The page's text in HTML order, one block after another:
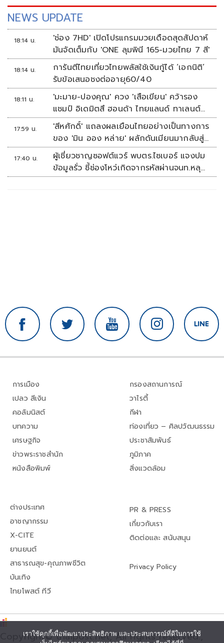
NEWS UPDATE
18:14 น.
'ช่อง 7HD' เปิดโปรแกรมมวยเดือดสุดสัปดาห์
มันจัดเต็มกับ 'ONE ลุมพินี 165-มวยไทย 7 สี'
18:14 น.
การันตีไทยเที่ยวไทยพลัสใช้เงินกู้ได้ ‘เอกนิติ’
รับข้อเสนอชงต่ออายุ60/40
18:11 น.
'มะมาย-ปองคุณ' ควง 'เสือเขียน' คว้ารอง
แชมป์ อิเดมิตสึ ฮอนด้า ไทยแลนด์ ทาเลนต์
คัพ สนาม 3
17:59 น.
'สีหศักดิ์' แถลงผลเยือนไทยอย่างเป็นทางการ
ของ 'มิน ออง หล่าย' ผลักดันเมียนมากลับสู่
อาเซียน
17:40 น.
ผู้เชี่ยวชาญซอฟต์แวร์ พบตร.ไซเบอร์ แจงปม
ข้อมูลรั่ว ชี้ช่องโหว่เกิดจากรหัสผ่านจนท.หลุด
ไม่ใช่ถูกแฮกระบบ
การเมือง
เปลว สีเงิน
คอลัมนิสต์
บทความ
เศรษฐกิจ
ข่าวพระราชสำนัก
หนังสือพิมพ์
กรองสถานการณ์
วาไรตี้
กีฬา
ท่องเที่ยว – ศิลปวัฒนธรรม
ประชาสัมพันธ์
ภูมิภาค
สิ่งแวดล้อม
ต่างประเทศ
อาชญากรรม
X-CITE
ยานยนต์
สาธารณสุข-คุณภาพชีวิต
บันเทิง
ไทยโพสต์ ทีวี
PR & PRESS
เกี่ยวกับเรา
ติดต่อและ สนับสนุน
Privacy Policy
Copyright© thaipost.net, All rights reserved.,
เราใช้คุกกี้เพื่อพัฒนาประสิทธิภาพ และประสบการณ์ที่ดีในการใช้